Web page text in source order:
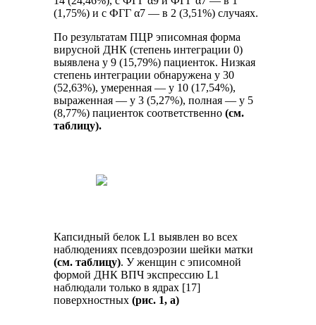
(1,75%) и с ФГГ α7 — в 2 (3,51%) случаях.
По результатам ПЦР эписомная форма
вирусной ДНК (степень интеграции 0)
выявлена у 9 (15,79%) пациенток. Низкая
степень интеграции обнаружена у 30
(52,63%), умеренная — у 10 (17,54%),
выраженная — у 3 (5,27%), полная — у 5
(8,77%) пациенток соответственно(см.
таблицу).
Капсидный белок L1 выявлен во всех
наблюдениях псевдоэрозии шейки матки
(см. таблицу). У женщин с эписомной
формой ДНК ВПЧ экспрессию L1
наблюдали только в ядрах [17]
поверхностных(рис. 1, а)